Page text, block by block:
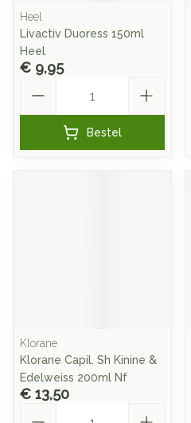
Heel
Livactiv Duoress 150ml
Heel
€ 9,95
Bestel
Klorane
Klorane Capil. Sh Kinine &
Edelweiss 200ml Nf
€ 13,50